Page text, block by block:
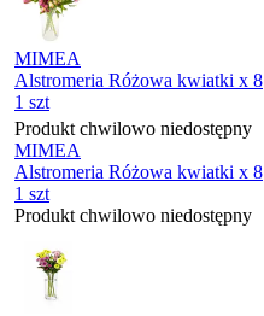
MIMEA
Alstromeria Różowa kwiatki x 8
1 szt
Produkt chwilowo niedostępny
MIMEA
Alstromeria Różowa kwiatki x 8
1 szt
Produkt chwilowo niedostępny